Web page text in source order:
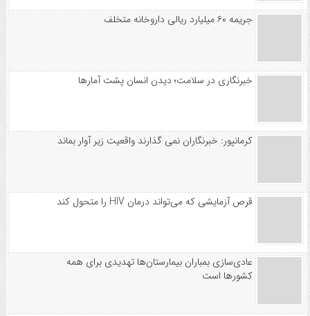
جریمه ۶۰ میلیارد ریالی داروخانه متخلف
خبرنگاری در سلامت؛ دیدن انسان پشت آمارها
کرمانپور: خبرنگاران نمی گذارند واقعیت زیر آوار بماند
قرص آزمایشی که می‌تواند درمان HIV را متحول کند
عادی‌سازی بمباران بیمارستان‌ها تهدیدی برای همه
کشورها است